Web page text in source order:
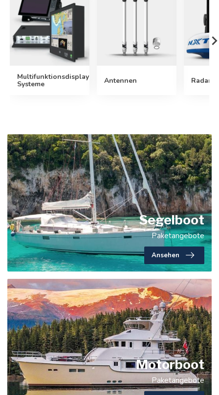
Multifunktionsdisplay-
Systeme Antennen
Segelboot
Paketangebote
Ansehen
Motorboot
Paketangebote